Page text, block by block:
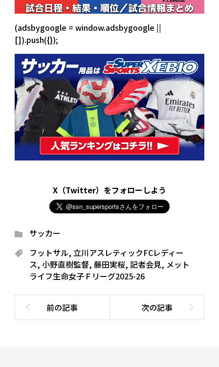
(adsbygoogle = window.adsbygoogle ||
[]).push({});
X（Twitter）をフォローしよう
サッカー
フットサル, 立川アスレティックFCレディー
ス, 小野直樹監督, 藤田実桜, 記者会見, メット
ライフ生命女子Ｆリーグ2025-26